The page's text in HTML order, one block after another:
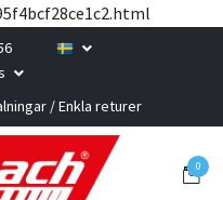
/ Enkla returer
0